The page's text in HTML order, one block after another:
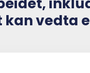
vedta